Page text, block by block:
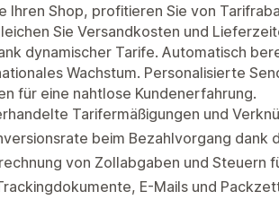
Ihren Shop, profitieren Sie von
Sie Versandkosten und
dynamischer Tarife. Automatisch
Wachstum. Personalisierte
für eine nahtlose Kundenerfahrung.
Tarifermäßigungen und
beim Bezahlvorgang dank
von Zollabgaben und Steuern
E-Mails und